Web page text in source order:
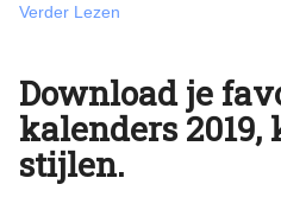
Verder Lezen
Download je
kalenders 2019,
stijlen.